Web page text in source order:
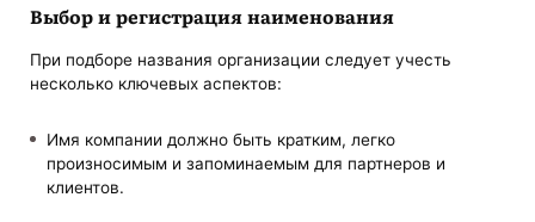
Выбор и регистрация наименования
При подборе названия организации следует учесть
несколько ключевых аспектов:
Имя компании должно быть кратким, легко
произносимым и запоминаемым для партнеров и
клиентов.